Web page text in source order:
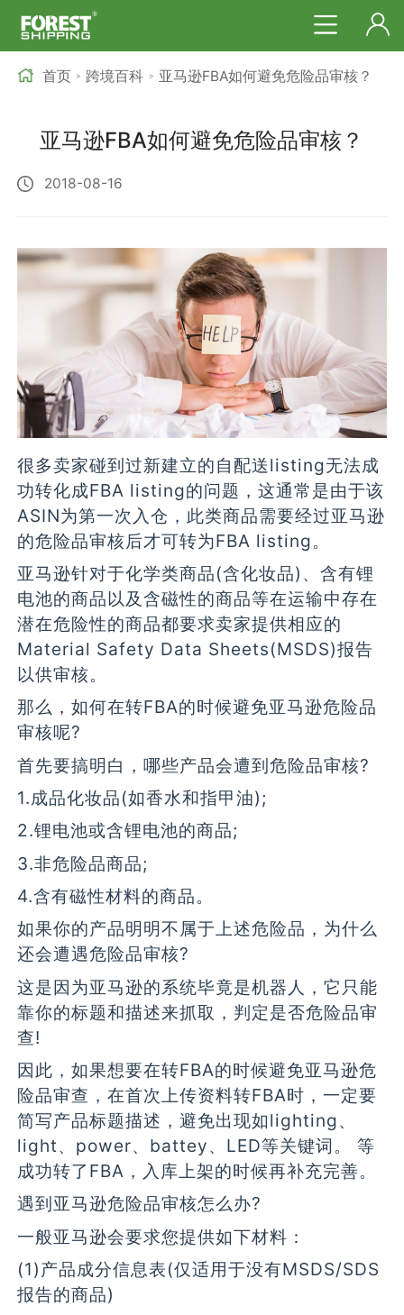
首页 > 跨境百科 > 亚马逊FBA如何避免危险品审核？
亚马逊FBA如何避免危险品审核？
2018-08-16
很多卖家碰到过新建立的自配送listing无法成
功转化成FBA listing的问题，这通常是由于该
ASIN为第一次入仓，此类商品需要经过亚马逊
的危险品审核后才可转为FBA listing。
亚马逊针对于化学类商品(含化妆品)、含有锂
电池的商品以及含磁性的商品等在运输中存在
潜在危险性的商品都要求卖家提供相应的
Material Safety Data Sheets(MSDS)报告
以供审核。
那么，如何在转FBA的时候避免亚马逊危险品
审核呢?
首先要搞明白，哪些产品会遭到危险品审核?
1.成品化妆品(如香水和指甲油);
2.锂电池或含锂电池的商品;
3.非危险品商品;
4.含有磁性材料的商品。
如果你的产品明明不属于上述危险品，为什么
还会遭遇危险品审核?
这是因为亚马逊的系统毕竟是机器人，它只能
靠你的标题和描述来抓取，判定是否危险品审
查!
因此，如果想要在转FBA的时候避免亚马逊危
险品审查，在首次上传资料转FBA时，一定要
简写产品标题描述，避免出现如lighting、
light、power、battey、LED等关键词。 等
成功转了FBA，入库上架的时候再补充完善。
遇到亚马逊危险品审核怎么办?
一般亚马逊会要求您提供如下材料：
(1)产品成分信息表(仅适用于没有MSDS/SDS
报告的商品)